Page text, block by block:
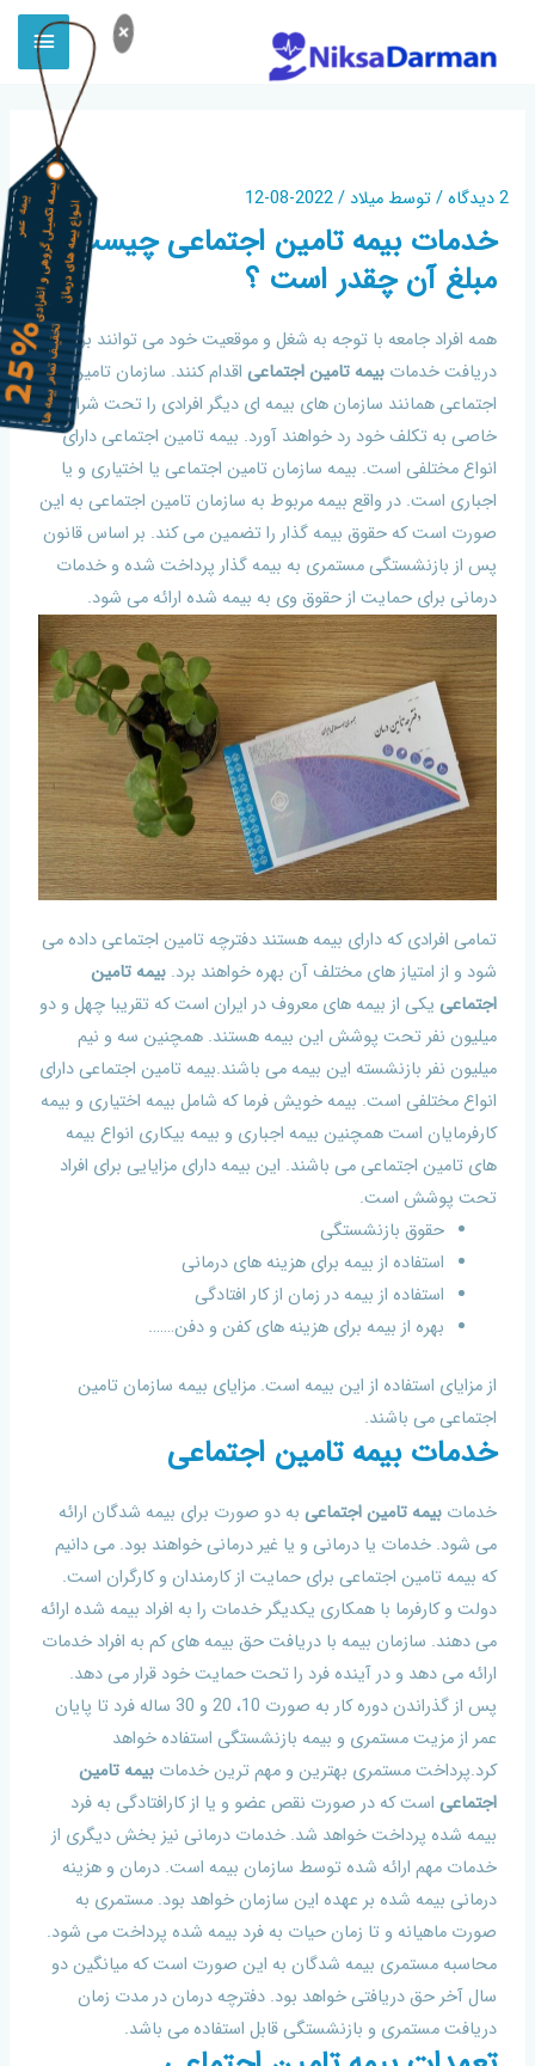
×
2 دیدگاه / توسطمیلاد/
2022-08-12
خدمات بیمه تامین اجتماعی چیست و
مبلغ آن چقدر است ؟
همه افراد جامعه با توجه به شغل و موقعیت خود می توانند برای
دریافت خدماتبیمه تامین اجتماعی اقدام کنند. سازمان تامین
اجتماعی همانند سازمان های بیمه ای دیگر افرادی را تحت شرایط
خاصی به تکلف خود رد خواهند آورد. بیمه تامین اجتماعی دارای
انواع مختلفی است. بیمه سازمان تامین اجتماعی یا اختیاری و یا
اجباری است. در واقع بیمه مربوط به سازمان تامین اجتماعی به این
صورت است که حقوق بیمه گذار را تضمین می کند. بر اساس قانون
پس از بازنشستگی مستمری به بیمه گذار پرداخت شده و خدمات
درمانی برای حمایت از حقوق وی به بیمه شده ارائه می شود.
تمامی افرادی که دارای بیمه هستند دفترچه تامین اجتماعی داده می
شود و از امتیاز های مختلف آن بهره خواهند برد.بیمه تامین
اجتماعی یکی از بیمه های معروف در ایران است که تقریبا چهل و دو
میلیون نفر تحت پوشش این بیمه هستند. همچنین سه و نیم
میلیون نفر بازنشسته این بیمه می باشند.بیمه تامین اجتماعی دارای
انواع مختلفی است. بیمه خویش فرما که شامل بیمه اختیاری و بیمه
کارفرمایان است همچنین بیمه اجباری و بیمه بیکاری انواع بیمه
های تامین اجتماعی می باشند. این بیمه دارای مزایایی برای افراد
تحت پوشش است.
حقوق بازنشستگی
استفاده از بیمه برای هزینه های درمانی
استفاده از بیمه در زمان از کار افتادگی
بهره از بیمه برای هزینه های کفن و دفن…….
از مزایای استفاده از این بیمه است. مزایای بیمه سازمان تامین
اجتماعی می باشند.
خدمات بیمه تامین اجتماعی
خدمات بیمه تامین اجتماعی به دو صورت برای بیمه شدگان ارائه
می شود. خدمات یا درمانی و یا غیر درمانی خواهند بود. می دانیم
که بیمه تامین اجتماعی برای حمایت از کارمندان و کارگران است.
دولت و کارفرما با همکاری یکدیگر خدمات را به افراد بیمه شده ارائه
می دهند. سازمان بیمه با دریافت حق بیمه های کم به افراد خدمات
ارائه می دهد و در آینده فرد را تحت حمایت خود قرار می دهد.
پس از گذراندن دوره کار به صورت 10، 20 و 30 ساله فرد تا پایان
عمر از مزیت مستمری و بیمه بازنشستگی استفاده خواهد
کرد.پرداخت مستمری بهترین و مهم ترین خدماتبیمه تامین
اجتماعی است که در صورت نقص عضو و یا از کارافتادگی به فرد
بیمه شده پرداخت خواهد شد. خدمات درمانی نیز بخش دیگری از
خدمات مهم ارائه شده توسط سازمان بیمه است. درمان و هزینه
درمانی بیمه شده بر عهده این سازمان خواهد بود. مستمری به
صورت ماهیانه و تا زمان حیات به فرد بیمه شده پرداخت می شود.
محاسبه مستمری بیمه شدگان به این صورت است که میانگین دو
سال آخر حق دریافتی خواهد بود. دفترچه درمان در مدت زمان
دریافت مستمری و بازنشستگی قابل استفاده می باشد.